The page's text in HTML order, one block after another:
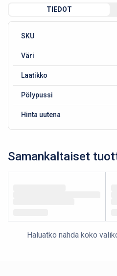
TIEDOT
SKU
Väri
Laatikko
Pölypussi
Hinta uutena
Samankaltaiset
Haluatko nähdä koko